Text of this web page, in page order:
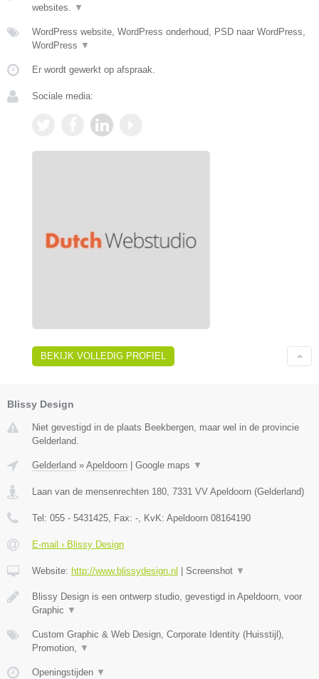
websites.
▼
WordPress website, WordPress onderhoud, PSD naar WordPress,
WordPress ▼
Er wordt gewerkt op afspraak.
Sociale media:
BEKIJK VOLLEDIG PROFIEL
Blissy Design
Niet gevestigd in de plaats Beekbergen, maar wel in de provincie
Gelderland.
Gelderland » Apeldoorn Google maps ▼
Laan van de mensenrechten 180 7331 VV Apeldoorn (Gelderland)
Tel: 055 - 5431425 , Fax: - , KvK: Apeldoorn 08164190
E-mail › Blissy Design
Website: http://www.blissydesign.nl Screenshot ▼
Blissy Design is een ontwerp studio, gevestigd in Apeldoorn, voor
Graphic ▼
Custom Graphic & Web Design, Corporate Identity (Huisstijl),
Promotion,
▼
Openingstijden ▼